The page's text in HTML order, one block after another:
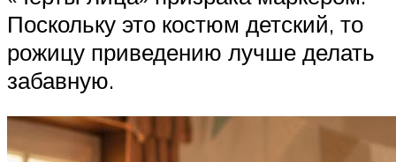
Поскольку это костюм детский, то
рожицу приведению лучше делать
забавную.